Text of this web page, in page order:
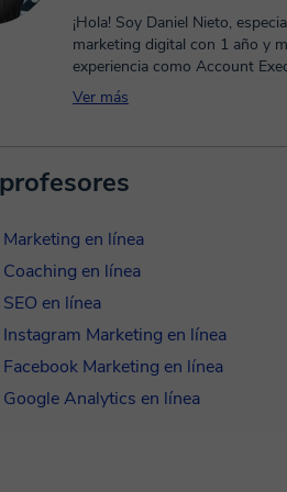
¡Hola! Soy Daniel Nieto,
marketing digital con 1 año y
experiencia como Account
Ver más
en línea
en línea
en línea
Marketing en línea
Marketing en línea
Analytics en línea